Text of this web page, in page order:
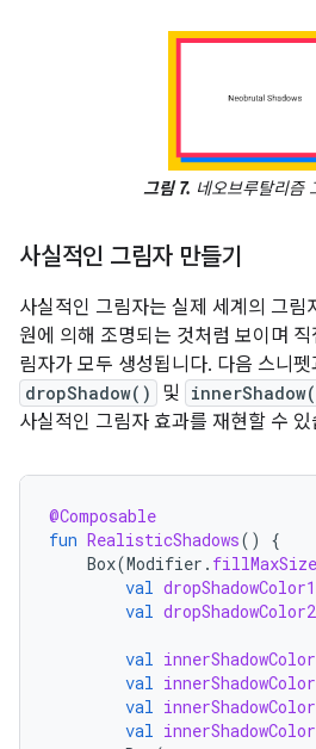
그림 7. 네오브루탈리즘
사실적인 그림자 만들기
사실적인 그림자는 실제 세계의 그림
원에 의해 조명되는 것처럼 보이며
림자가 모두 생성됩니다. 다음 스니
dropShadow() 및
사실적인 그림자 효과를 재현할 수 있
@Composable
fun RealisticShadows()
{
Box(Modifier . fillMaxSize
val dropShadowColor1
val dropShadowColor2
val
val
val
val